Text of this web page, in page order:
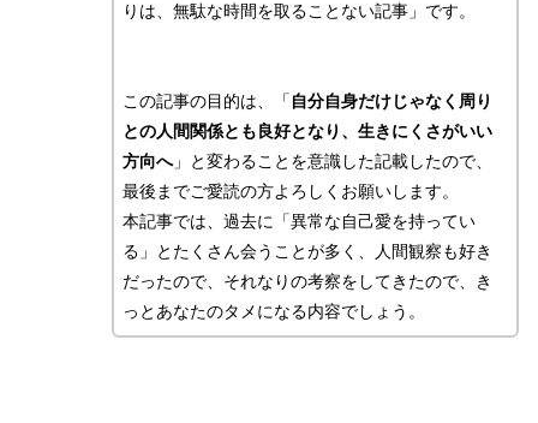
りは、無駄な時間を取ることない記事」です。
この記事の目的は、「 自分自身だけじゃなく周り
との人間関係とも良好となり、生きにくさがいい
方向へ」と変わることを意識した記載したので、
最後までご愛読の方よろしくお願いします。
本記事では、過去に「異常な自己愛を持ってい
る」とたくさん会うことが多く、人間観察も好き
だったので、それなりの考察をしてきたので、き
っとあなたのタメになる内容でしょう。